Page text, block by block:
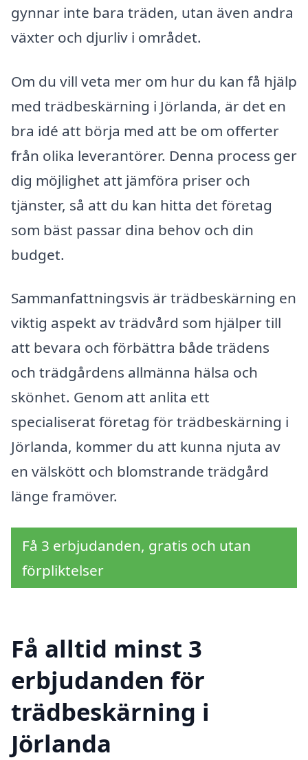
gynnar inte bara träden, utan även andra
växter och djurliv i området.
Om du vill veta mer om hur du kan få hjälp
med trädbeskärning i Jörlanda, är det en
bra idé att börja med att be om offerter
från olika leverantörer. Denna process ger
dig möjlighet att jämföra priser och
tjänster, så att du kan hitta det företag
som bäst passar dina behov och din
budget.
Sammanfattningsvis är trädbeskärning en
viktig aspekt av trädvård som hjälper till
att bevara och förbättra både trädens
och trädgårdens allmänna hälsa och
skönhet. Genom att anlita ett
specialiserat företag för trädbeskärning i
Jörlanda, kommer du att kunna njuta av
en välskött och blomstrande trädgård
länge framöver.
Få 3 erbjudanden, gratis och utan
förpliktelser
Få alltid minst 3
erbjudanden för
trädbeskärning i
Jörlanda